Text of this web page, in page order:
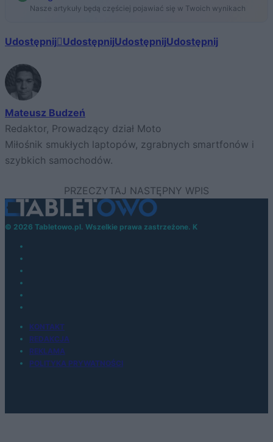
Nasze artykuły będą częściej pojawiać się w Twoich wynikach
Udostępnij UdostępnijUdostępnijUdostępnij
Mateusz Budzeń
Redaktor, Prowadzący dział Moto
Miłośnik smukłych laptopów, zgrabnych smartfonów i
szybkich samochodów.
© 2026 Tabletowo.pl. Wszelkie prawa zastrzeżone. K
KONTAKT
REDAKCJA
REKLAMA
POLITYKA PRYWATNOŚCI